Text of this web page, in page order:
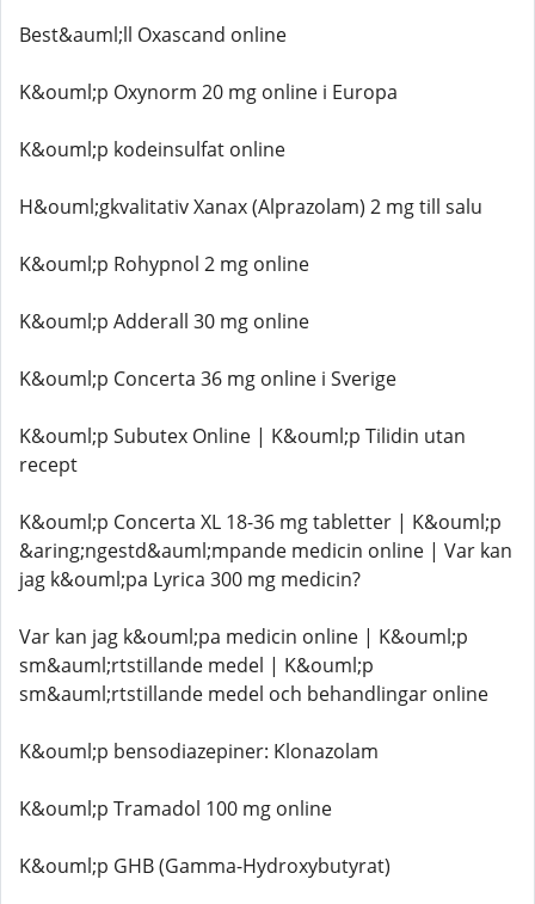
Best&auml;ll Oxascand online
K&ouml;p Oxynorm 20 mg online i Europa
K&ouml;p kodeinsulfat online
H&ouml;gkvalitativ Xanax (Alprazolam) 2 mg till salu
K&ouml;p Rohypnol 2 mg online
K&ouml;p Adderall 30 mg online
K&ouml;p Concerta 36 mg online i Sverige
K&ouml;p Subutex Online | K&ouml;p Tilidin utan
recept
K&ouml;p Concerta XL 18-36 mg tabletter | K&ouml;p
&aring;ngestd&auml;mpande medicin online | Var kan
jag k&ouml;pa Lyrica 300 mg medicin?
Var kan jag k&ouml;pa medicin online | K&ouml;p
sm&auml;rtstillande medel | K&ouml;p
sm&auml;rtstillande medel och behandlingar online
K&ouml;p bensodiazepiner: Klonazolam
K&ouml;p Tramadol 100 mg online
K&ouml;p GHB (Gamma-Hydroxybutyrat)